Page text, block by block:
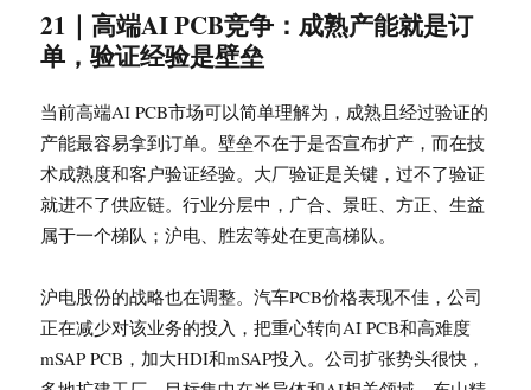
21｜高端AI PCB竞争：成熟产能就是订
单，验证经验是壁垒
当前高端AI PCB市场可以简单理解为，成熟且经过验证的
产能最容易拿到订单。壁垒不在于是否宣布扩产，而在技
术成熟度和客户验证经验。大厂验证是关键，过不了验证
就进不了供应链。行业分层中，广合、景旺、方正、生益
属于一个梯队；沪电、胜宏等处在更高梯队。
沪电股份的战略也在调整。汽车PCB价格表现不佳，公司
正在减少对该业务的投入，把重心转向AI PCB和高难度
mSAP PCB，加大HDI和mSAP投入。公司扩张势头很快，